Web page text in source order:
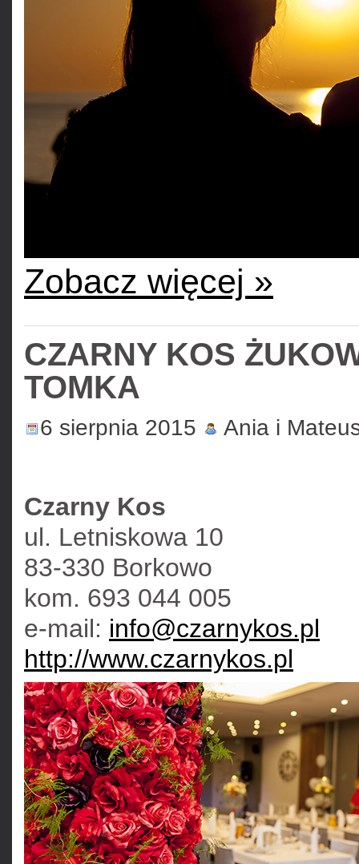
Zobacz więcej »
CZARNY KOS
TOMKA
6 sierpnia 2015 Ania i
Czarny Kos
ul. Letniskowa 10
83-330 Borkowo
kom. 693 044 005
e-mail: info@czarnykos.pl
http://www.czarnykos.pl